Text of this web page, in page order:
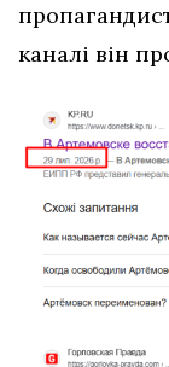
каналі він